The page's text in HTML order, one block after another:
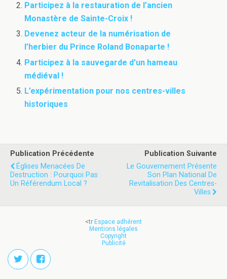
Participez à la restauration de l’ancien
Monastère de Sainte-Croix !
Devenez acteur de la numérisation de
l’herbier du Prince Roland Bonaparte !
Participez à la sauvegarde d’un hameau
médiéval !
L’expérimentation pour nos centres-villes
historiques
Publication Précédente
Églises Menacées De
Destruction : Pourquoi Pas
Un Référendum Local ?
Publication Suivante
Le Gouvernement Présente
Son Plan National De
Revitalisation Des Centres-
Villes
<tr Espace adhérent
Mentions légales
Copyright
Publicité